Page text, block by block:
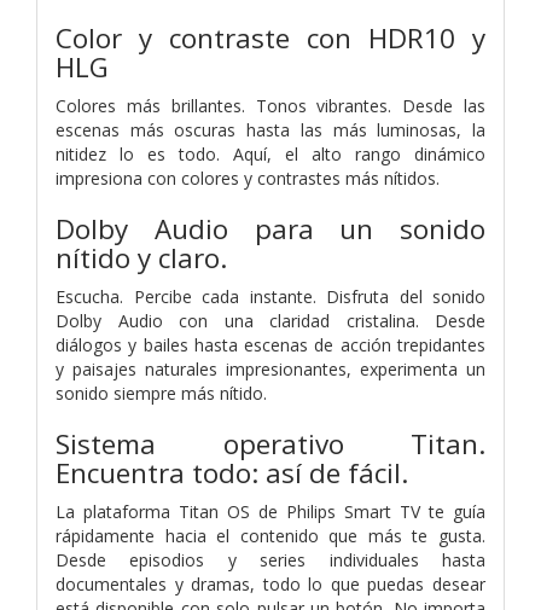
Color y contraste con HDR10 y
HLG
Colores más brillantes. Tonos vibrantes. Desde las
escenas más oscuras hasta las más luminosas, la
nitidez lo es todo. Aquí, el alto rango dinámico
impresiona con colores y contrastes más nítidos.
Dolby Audio para un sonido
nítido y claro.
Escucha. Percibe cada instante. Disfruta del sonido
Dolby Audio con una claridad cristalina. Desde
diálogos y bailes hasta escenas de acción trepidantes
y paisajes naturales impresionantes, experimenta un
sonido siempre más nítido.
Sistema operativo Titan.
Encuentra todo: así de fácil.
La plataforma Titan OS de Philips Smart TV te guía
rápidamente hacia el contenido que más te gusta.
Desde episodios y series individuales hasta
documentales y dramas, todo lo que puedas desear